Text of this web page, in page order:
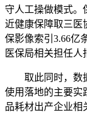
守人工操做模式。
近健康保障取三医
保影像索引3.66亿
医保局相关担任人
取此同时，数据
使用落地的主要实
品耗材出产企业相